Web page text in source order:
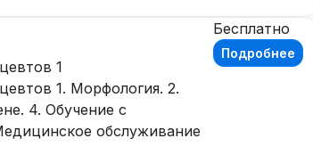
1
1. Морфология. 2.
4. Обучение с
обслуживание
Бесплатно
Подробнее